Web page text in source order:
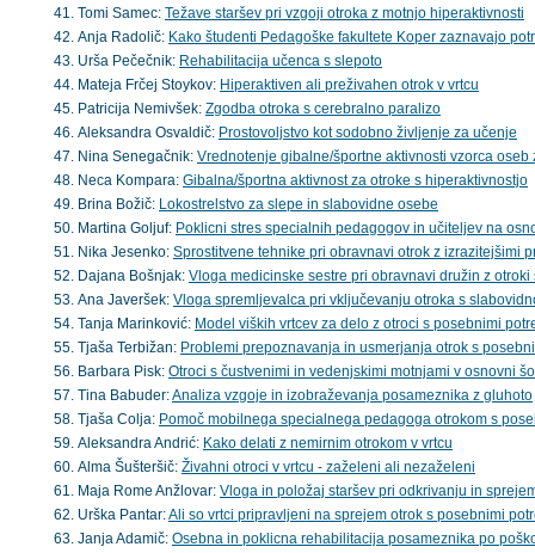
Tomi Samec: Težave staršev pri vzgoji otroka z motnjo hiperaktivnosti
Anja Radolič: Kako študenti Pedagoške fakultete Koper zaznavajo
Urša Pečečnik: Rehabilitacija učenca s slepoto
Mateja Frčej Stoykov: Hiperaktiven ali preživahen otrok v vrtcu
Patricija Nemivšek: Zgodba otroka s cerebralno paralizo
Aleksandra Osvaldič: Prostovoljstvo kot sodobno življenje za učenje
Nina Senegačnik: Vrednotenje gibalne/športne aktivnosti vzorca oseb
Neca Kompara: Gibalna/športna aktivnost za otroke s hiperaktivnostjo
Brina Božič: Lokostrelstvo za slepe in slabovidne osebe
Martina Goljuf: Poklicni stres specialnih pedagogov in učiteljev na
Nika Jesenko: Sprostitvene tehnike pri obravnavi otrok z izrazitejšimi
Dajana Bošnjak: Vloga medicinske sestre pri obravnavi družin z
Ana Javeršek: Vloga spremljevalca pri vključevanju otroka s
Tanja Marinković: Model viških vrtcev za delo z otroci s posebnimi
Tjaša Terbižan: Problemi prepoznavanja in usmerjanja otrok s
Barbara Pisk: Otroci s čustvenimi in vedenjskimi motnjami v osnovni
Tina Babuder:Analiza vzgoje in izobraževanja posameznika z gluhoto
Tjaša Colja: Pomoč mobilnega specialnega pedagoga otrokom s
Aleksandra Andrić: Kako delati z nemirnim otrokom v vrtcu
Alma Šušteršič: Živahni otroci v vrtcu - zaželeni ali nezaželeni
Maja Rome Anžlovar: Vloga in položaj staršev pri odkrivanju in
Urška Pantar:Ali so vrtci pripravljeni na sprejem otrok s posebnimi
Janja Adamič: Osebna in poklicna rehabilitacija posameznika po